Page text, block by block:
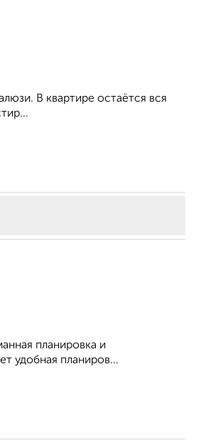
В квартире остаётся вся
планировка и
удобная планиров...